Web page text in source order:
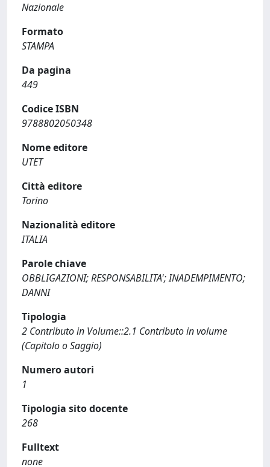
Nazionale
Formato
STAMPA
Da pagina
449
Codice ISBN
9788802050348
Nome editore
UTET
Città editore
Torino
Nazionalità editore
ITALIA
Parole chiave
OBBLIGAZIONI; RESPONSABILITA'; INADEMPIMENTO;
DANNI
Tipologia
2 Contributo in Volume::2.1 Contributo in volume
(Capitolo o Saggio)
Numero autori
1
Tipologia sito docente
268
Fulltext
none